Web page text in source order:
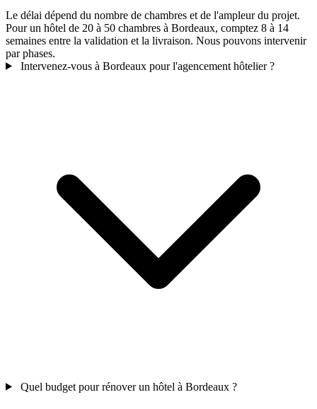
Le délai dépend du nombre de chambres et de l'ampleur du projet.
Pour un hôtel de 20 à 50 chambres à Bordeaux, comptez 8 à 14
semaines entre la validation et la livraison. Nous pouvons intervenir
par phases.
Intervenez-vous à Bordeaux pour l'agencement hôtelier ?
Quel budget pour rénover un hôtel à Bordeaux ?